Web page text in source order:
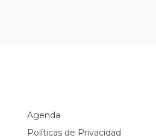
Agenda
Políticas de Privacidad